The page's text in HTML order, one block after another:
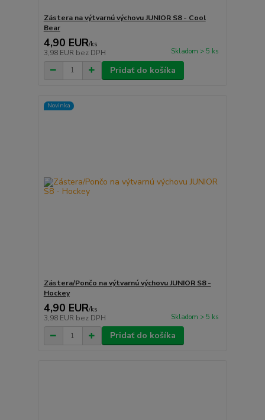
Zástera na výtvarnú výchovu JUNIOR S8 - Cool
Bear
4,90 EUR/ks
3,98 EUR bez DPH Skladom > 5 ks
Pridať do košíka
Novinka
Zástera/Pončo na výtvarnú výchovu JUNIOR S8 -
Hockey
4,90 EUR/ks
3,98 EUR bez DPH Skladom > 5 ks
Pridať do košíka